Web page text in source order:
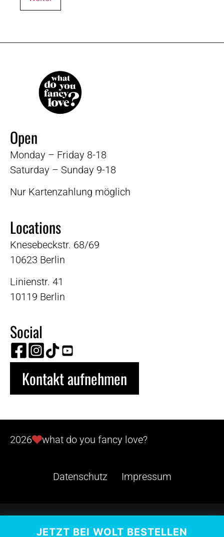
JETZT BEI WOLT BESTELLEN
Open
Monday – Friday 8-18
Saturday – Sunday 9-18
Nur Kartenzahlung möglich
Locations
Knesebeckstr. 68/69
10623 Berlin
Linienstr. 41
10119 Berlin
Social
Kontakt aufnehmen
2026 what do you fancy love?
Datenschutz Impressum